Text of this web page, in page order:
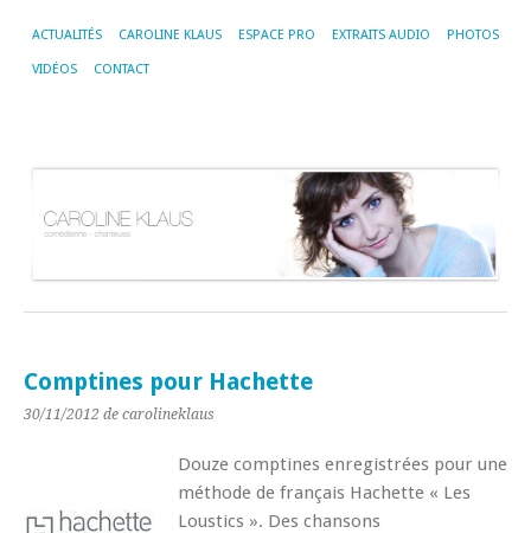
ACTUALITÉS CAROLINE KLAUS ESPACE PRO EXTRAITS AUDIO PHOTOS
VIDÉOS CONTACT
Comptines pour Hachette
30/11/2012 de carolineklaus
Douze comptines enregistrées pour une
méthode de français Hachette « Les
Loustics ». Des chansons